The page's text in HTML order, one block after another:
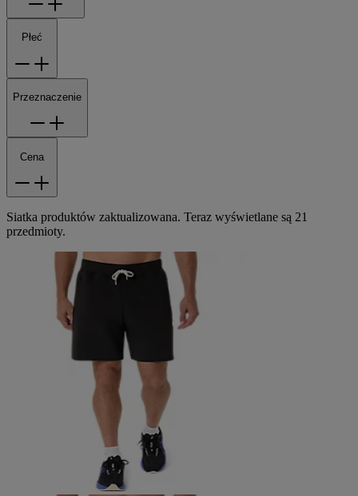
Płeć
Przeznaczenie
Cena
Siatka produktów zaktualizowana. Teraz wyświetlane są 21
przedmioty.